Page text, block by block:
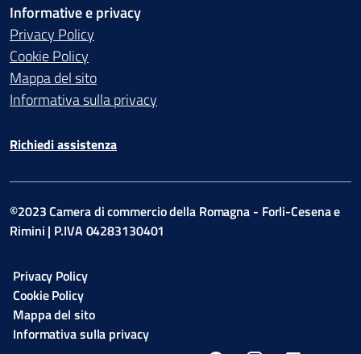
Informative e privacy
Privacy Policy
Cookie Policy
Mappa del sito
Informativa sulla privacy
Richiedi assistenza
©2023 Camera di commercio della Romagna - Forli-Cesena e
Rimini | P.IVA 04283130401
Privacy Policy
Cookie Policy
Mappa del sito
Informativa sulla privacy